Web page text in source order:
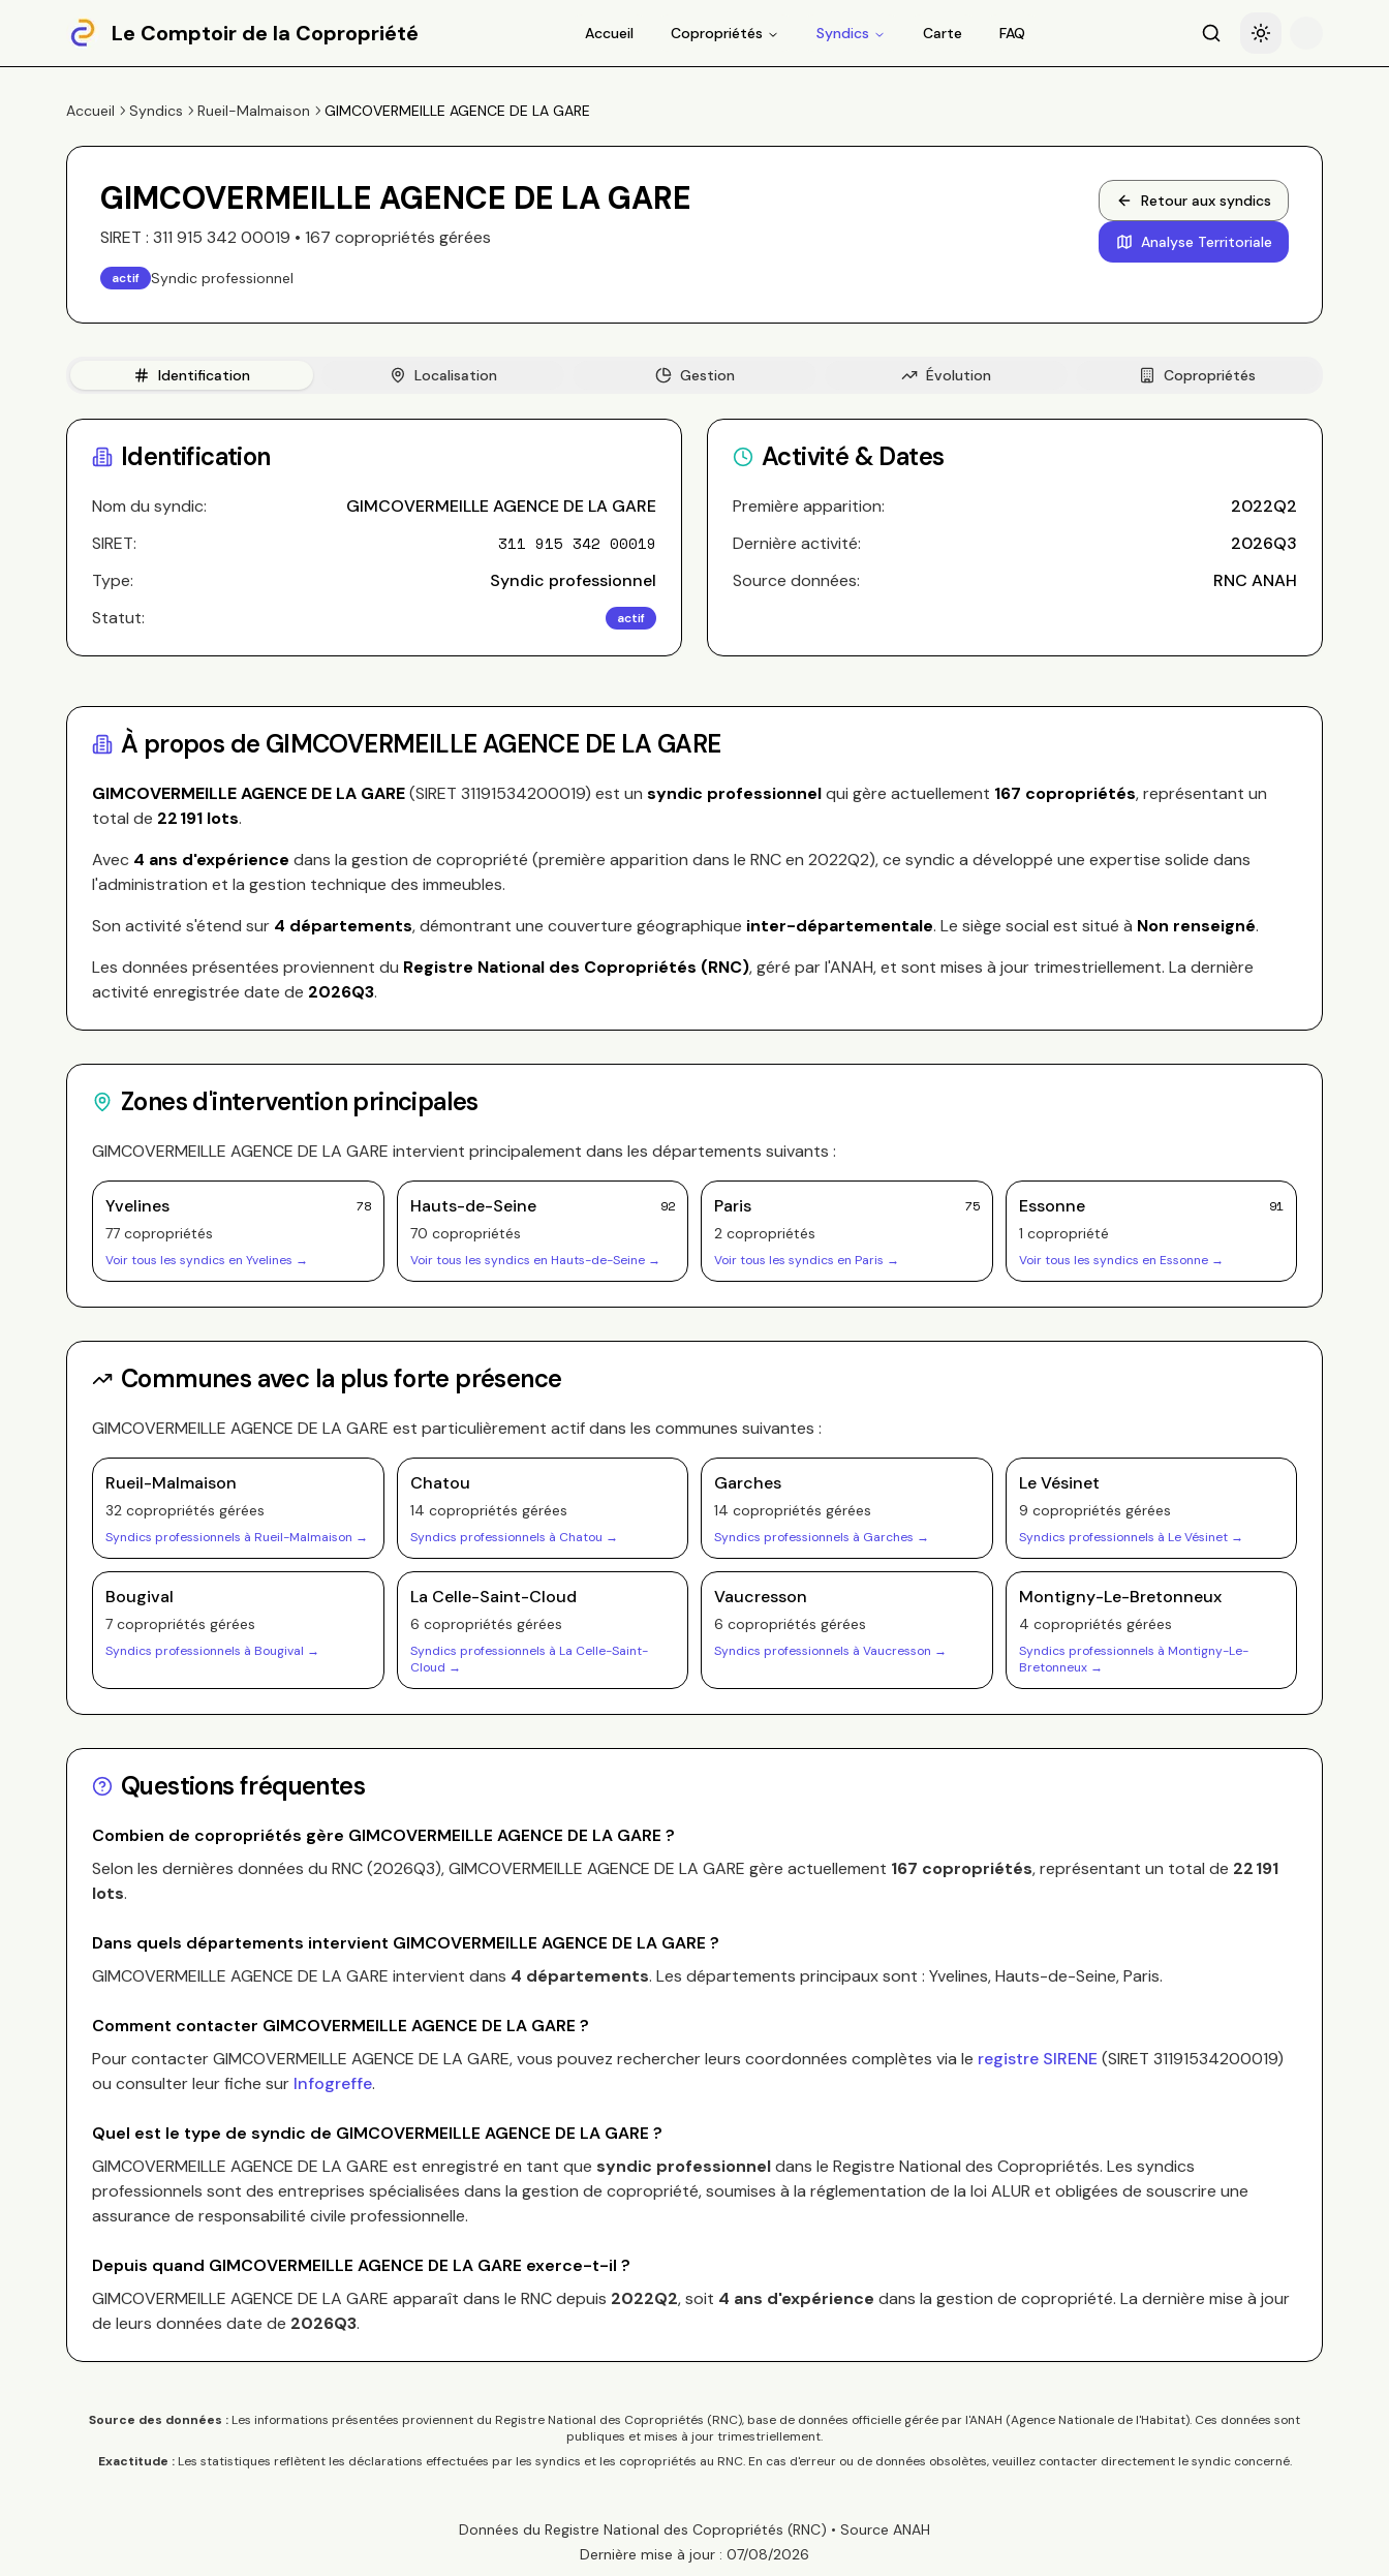
Le Comptoir de la Copropriété Accueil Copropriétés Syndics Carte FAQ RechercheBasculer le thème
Accueil Syndics Rueil-Malmaison GIMCOVERMEILLE AGENCE DE LA GARE
GIMCOVERMEILLE AGENCE DE LA GARE
SIRET : 311 915 342 00019 • 167 copropriétés gérées
actif Syndic professionnel
Retour aux syndics
Analyse Territoriale
Identification Localisation Gestion Évolution Copropriétés
Identification
Nom du syndic:
GIMCOVERMEILLE AGENCE DE LA GARE
SIRET:
311 915 342 00019
Type:
Syndic professionnel
Statut:
actif
Activité & Dates
Première apparition:
2022Q2
Dernière activité:
2026Q3
Source données:
RNC ANAH
À propos de GIMCOVERMEILLE AGENCE DE LA GARE
GIMCOVERMEILLE AGENCE DE LA GARE(SIRET 31191534200019) est un syndic professionnelqui gère actuellement 167 copropriétés, représentant un
total de 22 191 lots.
Avec 4 ans d'expérience dans la gestion de copropriété (première apparition dans le RNC en 2022Q2), ce syndic a développé une expertise solide dans
l'administration et la gestion technique des immeubles.
Son activité s'étend sur 4 départements, démontrant une couverture géographique inter-départementale. Le siège social est situé à Non renseigné.
Les données présentées proviennent du Registre National des Copropriétés (RNC), géré par l'ANAH, et sont mises à jour trimestriellement. La dernière
activité enregistrée date de 2026Q3.
Zones d'intervention principales
GIMCOVERMEILLE AGENCE DE LA GARE intervient principalement dans les départements suivants :
Yvelines 78
77 copropriétés
Voir tous les syndics en Yvelines →
Hauts-de-Seine 92
70 copropriétés
Voir tous les syndics en Hauts-de-Seine→
Paris 75
2 copropriétés
Voir tous les syndics en Paris →
Essonne 91
1 copropriété
Voir tous les syndics en Essonne→
Communes avec la plus forte présence
GIMCOVERMEILLE AGENCE DE LA GARE est particulièrement actif dans les communes suivantes :
Rueil-Malmaison
32 copropriétés gérées
Syndics professionnels à Rueil-Malmaison →
Chatou
14 copropriétés gérées
Syndics professionnels à Chatou →
Garches
14 copropriétés gérées
Syndics professionnels à Garches →
Le Vésinet
9 copropriétés gérées
Syndics professionnels à Le Vésinet→
Bougival
7 copropriétés gérées
Syndics professionnels à Bougival →
La Celle-Saint-Cloud
6 copropriétés gérées
Syndics professionnels à La Celle-Saint-
Cloud →
Vaucresson
6 copropriétés gérées
Syndics professionnels à Vaucresson →
Montigny-Le-Bretonneux
4 copropriétés gérées
Syndics professionnels à Montigny-Le-
Bretonneux→
Questions fréquentes
Combien de copropriétés gère GIMCOVERMEILLE AGENCE DE LA GARE ?
Selon les dernières données du RNC (2026Q3),GIMCOVERMEILLE AGENCE DE LA GARE gère actuellement 167 copropriétés, représentant un total de 22 191
lots.
Dans quels départements intervient GIMCOVERMEILLE AGENCE DE LA GARE ?
GIMCOVERMEILLE AGENCE DE LA GARE intervient dans 4 départements. Les départements principaux sont : Yvelines, Hauts-de-Seine, Paris.
Comment contacter GIMCOVERMEILLE AGENCE DE LA GARE ?
Pour contacterGIMCOVERMEILLE AGENCE DE LA GARE, vous pouvez rechercher leurs coordonnées complètes via le registre SIRENE (SIRET 31191534200019)
ou consulter leur fiche sur Infogreffe.
Quel est le type de syndic de GIMCOVERMEILLE AGENCE DE LA GARE ?
GIMCOVERMEILLE AGENCE DE LA GARE est enregistré en tant que syndic professionneldans le Registre National des Copropriétés. Les syndics
professionnels sont des entreprises spécialisées dans la gestion de copropriété, soumises à la réglementation de la loi ALUR et obligées de souscrire une
assurance de responsabilité civile professionnelle.
Depuis quand GIMCOVERMEILLE AGENCE DE LA GARE exerce-t-il ?
GIMCOVERMEILLE AGENCE DE LA GARE apparaît dans le RNC depuis 2022Q2, soit 4 ans d'expérience dans la gestion de copropriété. La dernière mise à jour
de leurs données date de 2026Q3.
Source des données : Les informations présentées proviennent du Registre National des Copropriétés (RNC), base de données officielle gérée par l'ANAH (Agence Nationale de l'Habitat). Ces données sont
publiques et mises à jour trimestriellement.
Exactitude :Les statistiques reflètent les déclarations effectuées par les syndics et les copropriétés au RNC. En cas d'erreur ou de données obsolètes, veuillez contacter directement le syndic concerné.
Données du Registre National des Copropriétés (RNC) • Source ANAH
Dernière mise à jour : 07/08/2026